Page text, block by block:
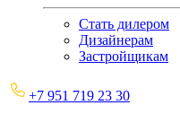
Стать дилером
Дизайнерам
Застройщикам
+7 951 719 23 30